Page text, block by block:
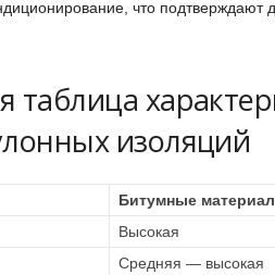
что подтверждают
таблица
изоляций
Битумные
Высокая
Средняя — высокая